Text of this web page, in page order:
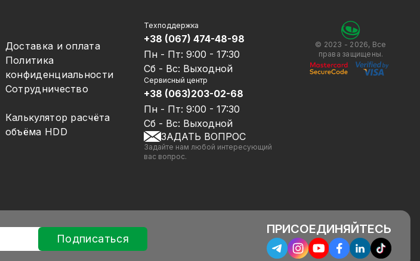
Доставка и оплата
Политика
конфиденциальности
Сотрудничество
Калькулятор расчёта
объёма HDD
Техподдержка
+38 (067) 474-48-98
Пн - Пт: 9:00 - 17:30
Сб - Вс: Выходной
Сервисный центр
+38 (063)203-02-68
Пн - Пт: 9:00 - 17:30
Сб - Вс: Выходной
ЗАДАТЬ ВОПРОС
Задайте нам любой интересующий
вас вопрос.
© 2023 - 2026, Все
права защищены.
Подписаться
ПРИСОЕДИНЯЙТЕСЬ